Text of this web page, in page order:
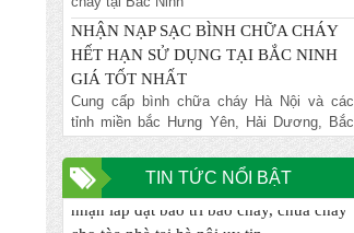
NHẬN NẠP SẠC BÌNH CHỮA CHÁY
HẾT HẠN SỬ DỤNG TẠI BẮC NINH
GIÁ TỐT NHẤT
Cung cấp bình chữa cháy Hà Nội và các
tỉnh miền bắc Hưng Yên, Hải Dương, Bắc
Ninh, Phú Thọ, vĩnh Phúc, Thái Nguyên,
NẠP BÌNH CHỮA CHÁY GIÁ RẺ VẬN
CHUYỂN MIỄN PHÍ TẠI TỈNH HƯNG
YÊN
TIN TỨC NỔI BẬT
nhận lắp đặt bảo trì báo cháy, chữa cháy
cho tòa nhà tại hà nội uy tin